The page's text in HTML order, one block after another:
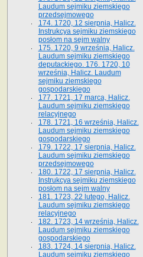
Laudum sejmiku ziemskiego
przedsejmowego
174. 1720, 12 sierpnia, Halicz.
Instrukcya sejmiku ziemskiego
posłom na sejm walny
175. 1720, 9 września, Halicz.
Laudum sejmiku ziemskiego
deputackiego. 176. 1720, 10
września, Halicz. Laudum
sejmiku ziemskiego
gospodarskiego
177. 1721, 17 marca, Halicz.
Laudum sejmiku ziemskiego
relacyjnego
178. 1721, 16 września, Halicz.
Laudum sejmiku ziemskiego
gospodarskiego
179. 1722, 17 sierpnia, Halicz.
Laudum sejmiku ziemskiego
przedsejmowego
180. 1722, 17 sierpnia, Halicz.
Instrukcya sejmiku ziemskiego
posłom na sejm walny
181. 1723, 22 lutego, Halicz.
Laudum sejmiku ziemskiego
relacyjnego
182. 1723, 14 września, Halicz.
Laudum sejmiku ziemskiego
gospodarskiego
183. 1724, 14 sierpnia, Halicz.
Laudum sejmiku ziemskiego